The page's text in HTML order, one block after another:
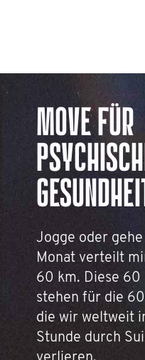
MOVE FÜR
Jogge oder
Monat verteilt
60 km. Diese 60
stehen für die
die wir weltweit
Stunde durch